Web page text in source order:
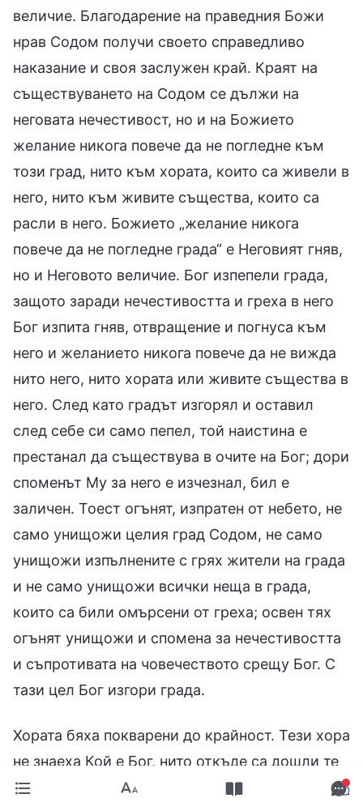
величие. Благодарение на праведния Божи
нрав Содом получи своето справедливо
наказание и своя заслужен край. Краят на
съществуването на Содом се дължи на
неговата нечестивост, но и на Божието
желание никога повече да не погледне към
този град, нито към хората, които са живели в
него, нито към живите същества, които са
расли в него. Божието „желание никога
повече да не погледне града“ е Неговият гняв,
но и Неговото величие. Бог изпепели града,
защото заради нечестивостта и греха в него
Бог изпита гняв, отвращение и погнуса към
него и желанието никога повече да не вижда
нито него, нито хората или живите същества в
него. След като градът изгорял и оставил
след себе си само пепел, той наистина е
престанал да съществува в очите на Бог; дори
споменът Му за него е изчезнал, бил е
заличен. Тоест огънят, изпратен от небето, не
само унищожи целия град Содом, не само
унищожи изпълнените с грях жители на града
и не само унищожи всички неща в града,
които са били омърсени от греха; освен тях
огънят унищожи и спомена за нечестивостта
и съпротивата на човечеството срещу Бог. С
тази цел Бог изгори града.
Хората бяха покварени до крайност. Тези хора
не знаеха Кой е Бог, нито откъде са дошли те
самите. Ако беше споменал Бог, щяха да